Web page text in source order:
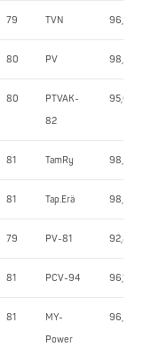
79 TVN 96,90
80 PV 98,50
80
PTVAK-
82
95,60
81 TamRy 98,75
81 Tap.Erä 98,95
79 PV-81 92,80
81 PCV-94 96,10
81
MY-
Power
96,55